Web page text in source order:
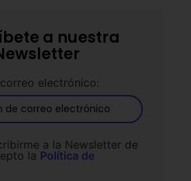
a nuestra
electrónico:
a la Newsletter de
la Política de